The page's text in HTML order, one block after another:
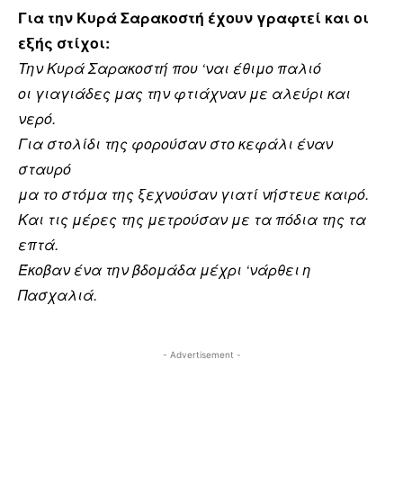
Για την Κυρά Σαρακοστή έχουν γραφτεί και οι
εξής στίχοι:
Την Κυρά Σαρακοστή που ‘ναι έθιμο παλιό
οι γιαγιάδες μας την φτιάχναν με αλεύρι και
νερό.
Για στολίδι της φορούσαν στο κεφάλι έναν
σταυρό
μα το στόμα της ξεχνούσαν γιατί νήστευε καιρό.
Και τις μέρες της μετρούσαν με τα πόδια της τα
επτά.
Έκοβαν ένα την βδομάδα μέχρι ‘νάρθει η
Πασχαλιά.
- Advertisement -